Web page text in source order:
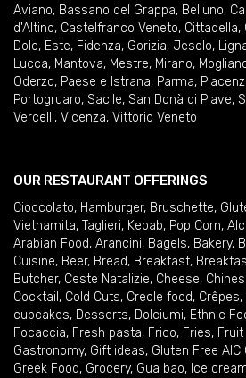
Aviano, Bassano del Grappa, Belluno,
d'Altino, Castelfranco Veneto, Cittadella,
Dolo, Este, Fidenza, Gorizia, Jesolo,
Lucca, Mantova, Mestre, Mirano,
Oderzo, Paese e Istrana, Parma,
Portogruaro, Sacile, San Donà di Piave,
Vercelli, Vicenza, Vittorio Veneto
OUR RESTAURANT OFFERINGS
Cioccolato, Hamburger, Bruschette,
Vietnamita, Taglieri, Kebab, Pop Corn,
Arabian Food, Arancini, Bagels, Bakery,
Cuisine, Beer, Bread, Breakfast,
Butcher, Ceste Natalizie, Cheese,
Cocktail , Cold Cuts, Creole food, Crêpes,
cupcakes, Desserts, Dolciumi, Ethnic
Focaccia, Fresh pasta, Frico, Fries,
Gastronomy, Gift ideas, Gluten Free AIC
Greek Food, Grocery, Gua bao, Ice